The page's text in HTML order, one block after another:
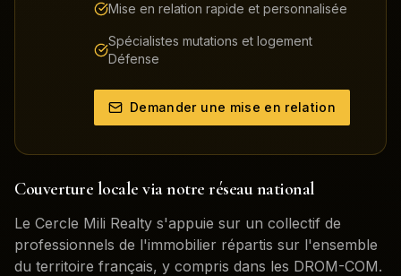
Mise en relation rapide et personnalisée
Spécialistes mutations et logement
Défense
Demander une mise en relation
Couverture locale via notre réseau national
Le Cercle Mili Realty s'appuie sur un collectif de
professionnels de l'immobilier répartis sur l'ensemble
du territoire français, y compris dans les DROM-COM.